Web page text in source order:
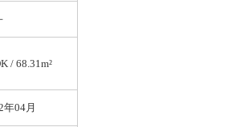
/ 68.31m²
年04月